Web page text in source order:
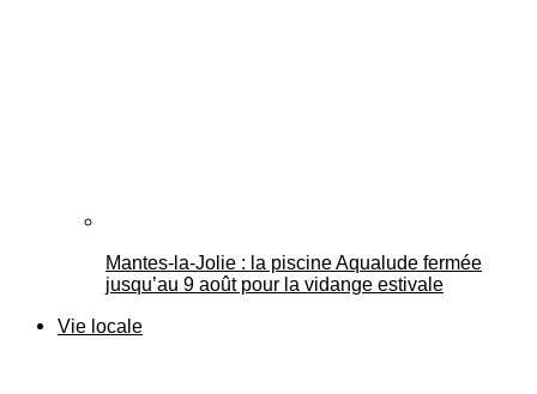
Mantes-la-Jolie : la piscine Aqualude fermée
jusqu’au 9 août pour la vidange estivale
Vie locale